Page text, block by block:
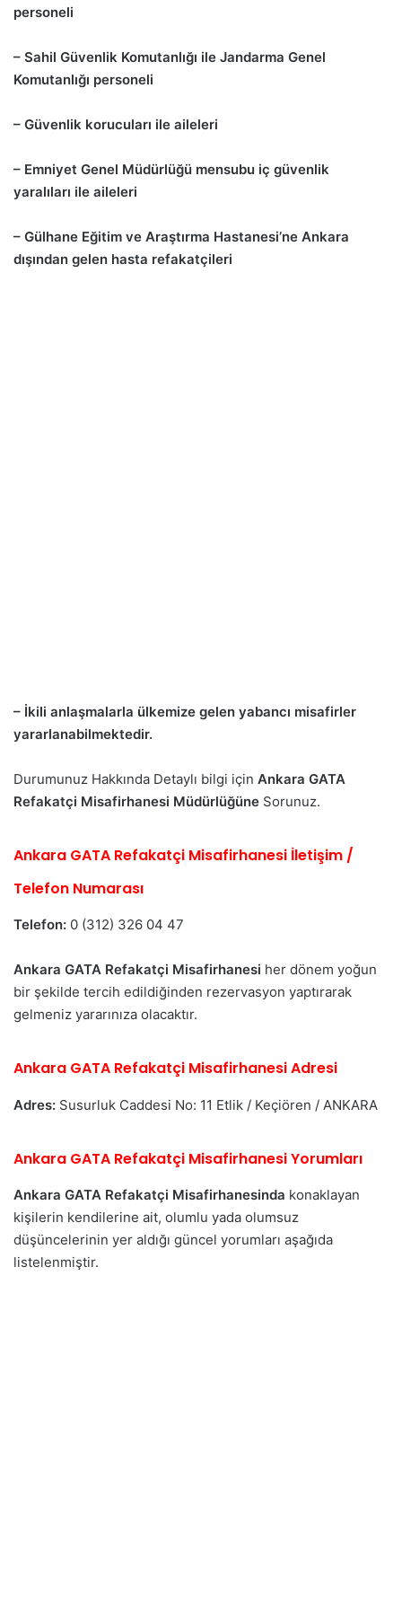
personeli
– Sahil Güvenlik Komutanlığı ile Jandarma Genel
Komutanlığı personeli
– Güvenlik korucuları ile aileleri
– Emniyet Genel Müdürlüğü mensubu iç güvenlik
yaralıları ile aileleri
– Gülhane Eğitim ve Araştırma Hastanesi’ne Ankara
dışından gelen hasta refakatçileri
– İkili anlaşmalarla ülkemize gelen yabancı misafirler
yararlanabilmektedir.
Durumunuz Hakkında Detaylı bilgi için Ankara GATA
Refakatçi Misafirhanesi Müdürlüğüne Sorunuz.
Ankara GATA Refakatçi Misafirhanesi İletişim /
Telefon Numarası
Telefon: 0 (312) 326 04 47
Ankara GATA Refakatçi Misafirhanesi her dönem yoğun
bir şekilde tercih edildiğinden rezervasyon yaptırarak
gelmeniz yararınıza olacaktır.
Ankara GATA Refakatçi Misafirhanesi Adresi
Adres: Susurluk Caddesi No: 11 Etlik / Keçiören / ANKARA
Ankara GATA Refakatçi Misafirhanesi Yorumları
Ankara GATA Refakatçi Misafirhanesinda konaklayan
kişilerin kendilerine ait, olumlu yada olumsuz
düşüncelerinin yer aldığı güncel yorumları aşağıda
listelenmiştir.